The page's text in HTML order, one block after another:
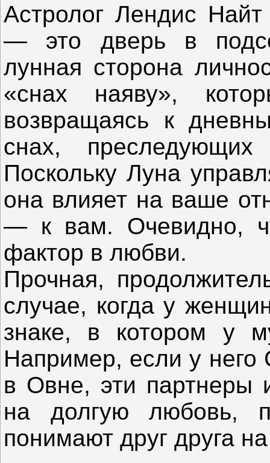
Астролог Лендис
— это дверь в
лунная сторона
«снах наяву»,
возвращаясь к
снах,
Поскольку Луна
она влияет на ваше
— к вам. Очевидно,
фактор в любви.
Прочная,
случае, когда у
знаке, в котором у
Например, если у
в Овне, эти партнеры
на долгую любовь,
понимают друг друга